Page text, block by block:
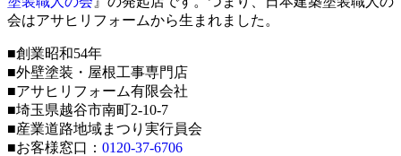
会はアサヒリフォームから生まれました。
■創業昭和54年
■外壁塗装・屋根工事専門店
■アサヒリフォーム有限会社
■埼玉県越谷市南町2-10-7
■産業道路地域まつり実行員会
■お客様窓口： 0120-37-6706